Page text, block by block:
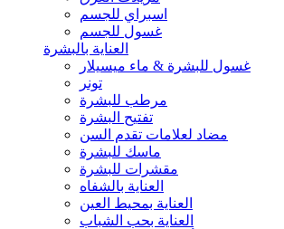
اسبراي للجسم
غسول للجسم
العناية بالبشرة
غسول للبشرة & ماء ميسيلار
تونر
مرطب للبشرة
تفتيح البشرة
مضاد لعلامات تقدم السن
ماسك للبشرة
مقشرات للبشرة
العناية بالشفاه
العناية بمحيط العين
العناية بحب الشباب